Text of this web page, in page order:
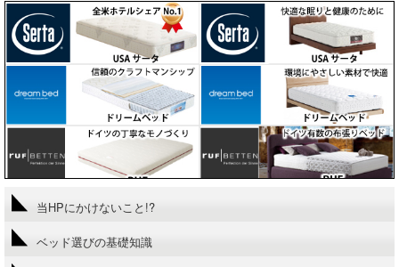
当HPにかけないこと!?
ベッド選びの基礎知識